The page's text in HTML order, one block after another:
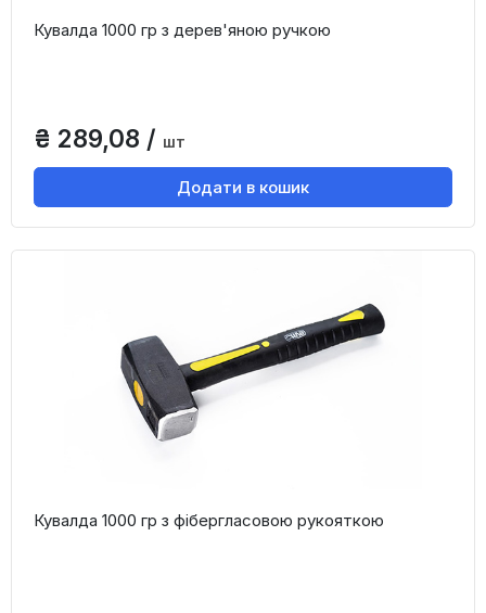
Кувалда 1000 гр з дерев'яною ручкою
₴ 289,08 / шт
Додати в кошик
Кувалда 1000 гр з фібергласовою рукояткою